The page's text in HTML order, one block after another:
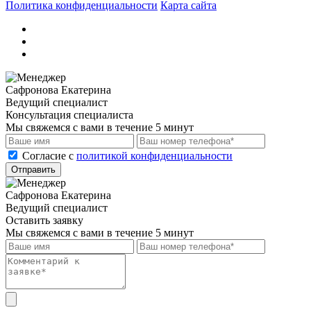
Политика конфиденциальности Карта сайта
Сафронова Екатерина
Ведущий специалист
Консультация специалиста
Мы свяжемся с вами в течение 5 минут
Cогласие с политикой конфиденциальности
Отправить
Сафронова Екатерина
Ведущий специалист
Оставить заявку
Мы свяжемся с вами в течение 5 минут